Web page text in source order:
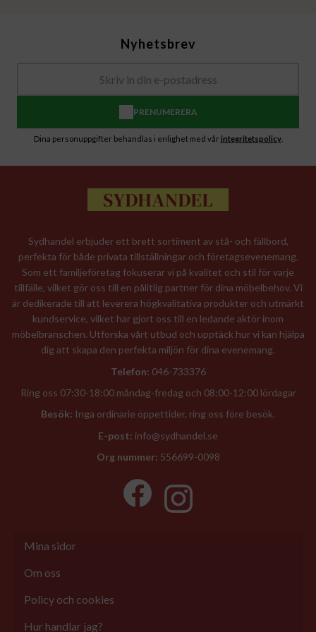
Nyhetsbrev
PRENUMERERA
Dina personuppgifter behandlas i enlighet med vår integritetspolicy.
Sydhandel erbjuder ett brett sortiment av stå- och fällbord,
perfekta för både privata tillställningar och företagsevenemang.
Som ett familjeföretag fokuserar vi på kvalitet och stil för varje
tillfälle, vilket gör oss till en pålitlig partner för dina möbelbehov. Vi
är dedikerade till att leverera högkvalitativa produkter och utmärkt
kundservice, vilket har gjort oss till en ledande aktör inom
möbelbranschen. Utforska vårt utbud och upptäck hur vi kan hjälpa
dig att skapa den perfekta miljön för dina evenemang.
Telefon: 046-733376
Ring oss 07:30-18:00 måndag-fredag och 08:00-12:00 lördagar
Besök: Inga ordinarie öppettider, ring oss före besök.
E-post: info@sydhandel.se
Org nummer: 556699-0098
Mina sidor
Om oss
Policy och cookies
Hur handlar jag?